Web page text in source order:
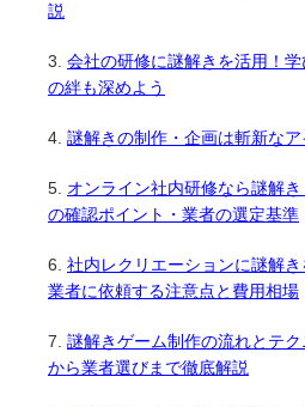
説
会社の研修に謎解きを活用！
の絆も深めよう
謎解きの制作・企画は斬新な
オンライン社内研修なら謎解
の確認ポイント・業者の選定基準
社内レクリエーションに謎解
業者に依頼する注意点と費用相場
謎解きゲーム制作の流れとテ
から業者選びまで徹底解説